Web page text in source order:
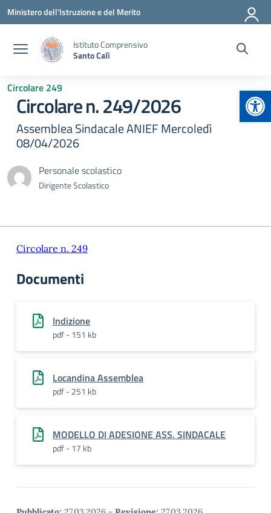
Vai ai contenuti
Vai al menu di navigazione
Vai al footer
Ministero dell'Istruzione e del Merito
Istituto Comprensivo
Santo Calì
Circolare 249
Circolare n. 249/2026
Assemblea Sindacale ANIEF Mercoledì
08/04/2026
Personale scolastico
Dirigente Scolastico
Circolare n. 249
Documenti
Indizione
pdf - 151 kb
Locandina Assemblea
pdf - 251 kb
MODELLO DI ADESIONE ASS. SINDACALE
pdf - 17 kb